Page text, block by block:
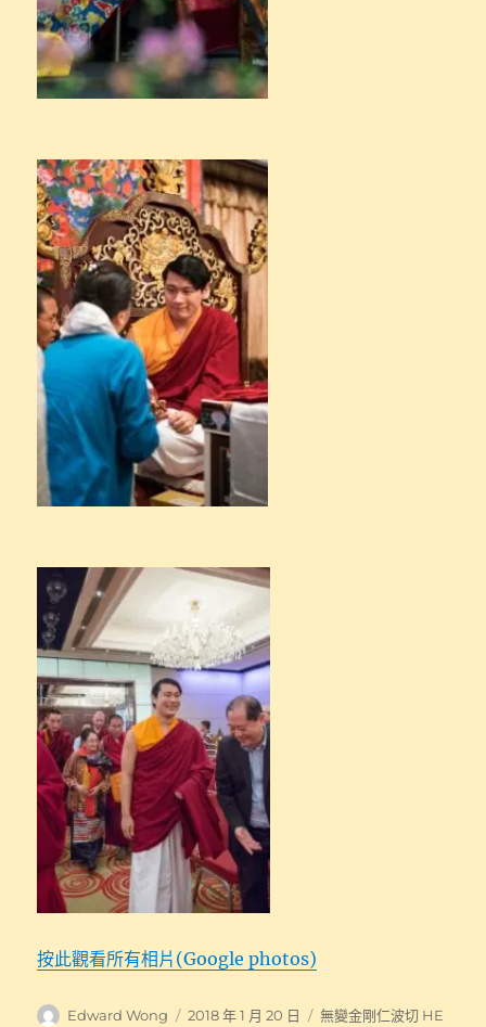
按此觀看所有相片(Google photos)
作
Edward Wong
發
2018 年 1 月 20 日
分
無變金剛仁波切 HE